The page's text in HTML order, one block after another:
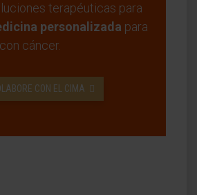
terapéuticas para
personalizada para
cáncer.
CON EL CIMA